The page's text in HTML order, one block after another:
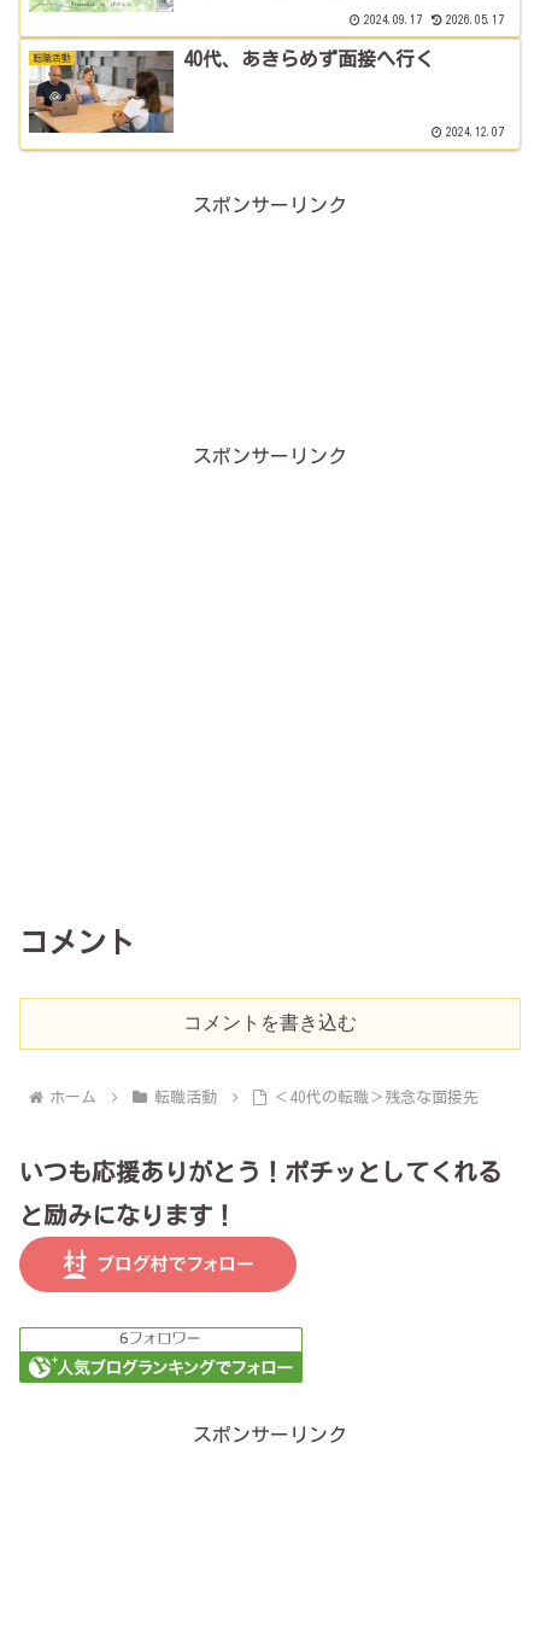
2024.09.17 2026.05.17
転職活動 40代、あきらめず面接へ行く
2024.12.07
スポンサーリンク
スポンサーリンク
コメント
コメントを書き込む
ホーム 転職活動 ＜40代の転職＞残念な面接先
いつも応援ありがとう！ポチッとしてくれる
と励みになります！
スポンサーリンク